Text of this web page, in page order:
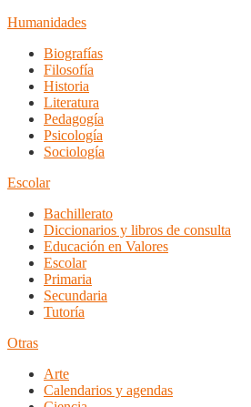
Humanidades
Biografías
Filosofía
Historia
Literatura
Pedagogía
Psicología
Sociología
Escolar
Bachillerato
Diccionarios y libros de consulta
Educación en Valores
Escolar
Primaria
Secundaria
Tutoría
Otras
Arte
Calendarios y agendas